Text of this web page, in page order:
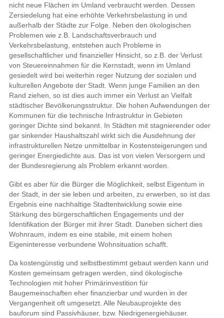
nicht neue Flächen im Umland verbraucht werden. Dessen
Zersiedelung hat eine erhöhte Verkehrsbelastung in und
außerhalb der Städte zur Folge. Neben den ökologischen
Problemen wie z.B. Landschaftsverbrauch und
Verkehrsbelastung, entstehen auch Probleme in
gesellschaftlicher und finanzieller Hinsicht, so z.B. der Verlust
von Steuereinnahmen für die Kernstadt, wenn im Umland
gesiedelt wird bei weiterhin reger Nutzung der sozialen und
kulturellen Angebote der Stadt. Wenn junge Familien an den
Rand ziehen, so ist dies auch immer ein Verlust an Vielfalt
städtischer Bevölkerungsstruktur. Die hohen Aufwendungen der
Kommunen für die technische Infrastruktur in Gebieten
geringer Dichte sind bekannt. In Städten mit stagnierender oder
gar sinkender Haushaltszahl wirkt sich die Ausdehnung der
infrastrukturellen Netze unmittelbar in Kostensteigerungen und
geringer Energiedichte aus. Das ist von vielen Versorgern und
der Bundesregierung als Problem erkannt worden.
Gibt es aber für die Bürger die Möglichkeit, selbst Eigentum in
der Stadt, in der sie leben und arbeiten, zu erwerben, so ist das
Ergebnis eine nachhaltige Stadtentwicklung sowie eine
Stärkung des bürgerschaftlichen Engagements und der
Identifikation der Bürger mit ihrer Stadt. Daneben sichert dies
Wohnraum, indem es eine stabile, mit einem hohen
Eigeninteresse verbundene Wohnsituation schafft.
Da kostengünstig und selbstbestimmt gebaut werden kann und
Kosten gemeinsam getragen werden, sind ökologische
Technologien mit hoher Primärinvestition für
Baugemeinschaften eher finanzierbar und wurden in der
Vergangenheit oft umgesetzt. Alle Neubauprojekte des
bauforum sind Passivhäuser, bzw. Niedrigenergiehäuser.